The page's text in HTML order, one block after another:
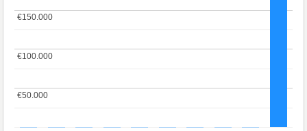
€50.000
€50.000
€100.000
€100.000
€150.000
€150.000